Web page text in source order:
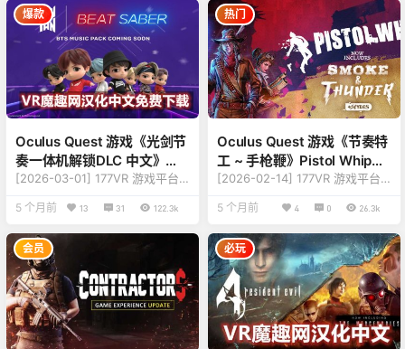
2 【汉化名称】：攀岩2 / 攀爬 2
【游戏类型】：惊险、刺激、动
作、冒险 【游戏平台】：Ques
t、Quest 2、Quest Pro、Ques
t 3、Quest 3S（一体机版本）
【游戏刷新】：90Hz 【游戏大
小】：4.2G…
正常打开 【英文原名】：Creed:
Rise to Glory 【汉化名称】：奎
恩拳击 - 荣耀擂台 【游戏类
型】：拳击、擂台、格斗、动作
【游戏平台】：Quest、Quest
2、Quest 3、Quest Pro（一体
机版本） 【游戏…
爆款
Oculus Quest 游戏《光剑节
奏一体机解锁DLC 中文》
Beat Saber 汉化版
[2026-03-01] 177VR 游戏平台
版本v1.42.2 【版本更新】：大量
曲，详情参考下方版本说明 【英
文原名】：Beat Saber 【汉化名
称】：光剑节奏 【游戏类型】：
音乐、节奏、爆款、热门必玩、
免费下载 【游戏平台】：Quest
2、Quest Pro、Quest 3、Ques
t 3S（一体机版本） 【游戏刷…
5 个月前 13 31 122.3k
热门
Oculus Quest 游戏《节奏特
工 ~ 手枪鞭》Pistol Whip
VR
[2026-02-14] 177VR 游戏平台
v1.5.65.209.2104 【更新】：修
说明 【名称】：Pistol Whip
【类型】：节奏、枪战、动作、
刺激 【平台】：Quest 2、Ques
t Pro、Quest 3、Quest 3S（一
体机版本） 【联机】：单人离线
【大小】：1.33GB 【刷新】：90
Hz 【…
5 个月前 4 0 26.3k
会员 必玩